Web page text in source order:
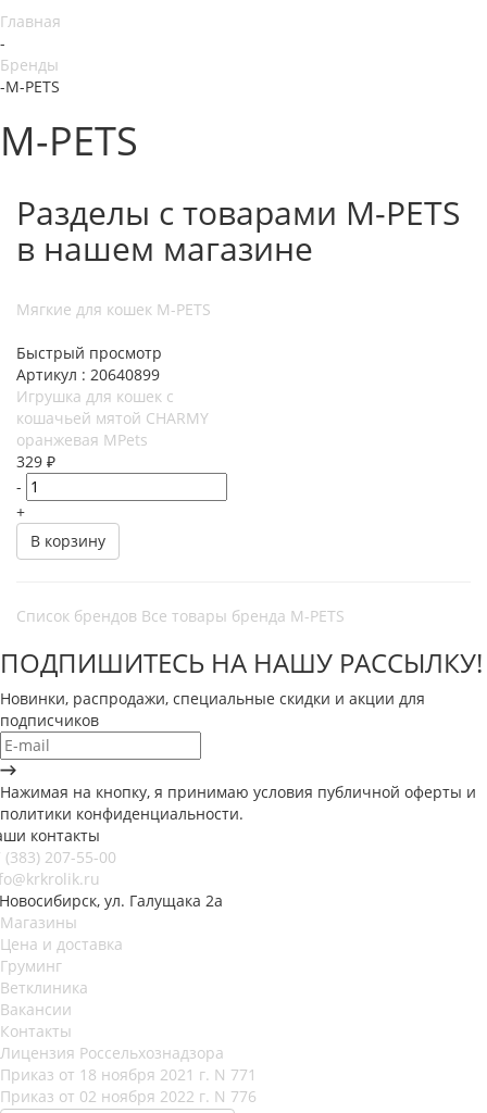
Главная
-
Бренды
-M-PETS
M-PETS
Разделы с товарами M-PETS
в нашем магазине
Мягкие для кошек M-PETS
Быстрый просмотр
Артикул : 20640899
Игрушка для кошек с
кошачьей мятой CHARMY
оранжевая MPets
329 ₽
-
+
В корзину
Список брендов Все товары бренда M-PETS
ПОДПИШИТЕСЬ НА НАШУ РАССЫЛКУ!
Новинки, распродажи, специальные скидки и акции для
подписчиков
Нажимая на кнопку, я принимаю условия публичной оферты и
политики конфиденциальности.
контакты
(383) 207-55-00
ул. Галущака 2а
Магазины
Цена и доставка
Груминг
Ветклиника
Вакансии
Контакты
Лицензия Россельхознадзора
Приказ от 18 ноября 2021 г. N 771
Приказ от 02 ноября 2022 г. N 776